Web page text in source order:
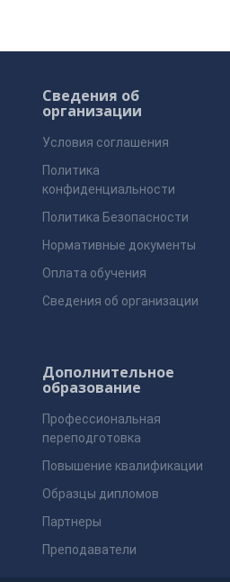
Сведения об
организации
Условия соглашения
Политика
конфиденциальности
Политика Безопасности
Нормативные документы
Оплата обучения
Сведения об организации
Дополнительное
образование
Профессиональная
переподготовка
Повышение квалификации
Образцы дипломов
Партнеры
Преподаватели